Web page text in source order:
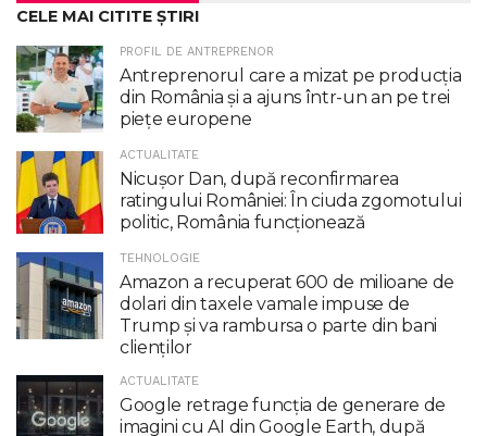
CELE MAI CITITE ȘTIRI
PROFIL DE ANTREPRENOR
Antreprenorul care a mizat pe producția
din România și a ajuns într-un an pe trei
piețe europene
ACTUALITATE
Nicuşor Dan, după reconfirmarea
ratingului României: În ciuda zgomotului
politic, România funcţionează
TEHNOLOGIE
Amazon a recuperat 600 de milioane de
dolari din taxele vamale impuse de
Trump şi va rambursa o parte din bani
clienţilor
ACTUALITATE
Google retrage funcţia de generare de
imagini cu AI din Google Earth, după